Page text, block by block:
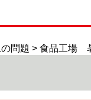
問題 > 食品工場